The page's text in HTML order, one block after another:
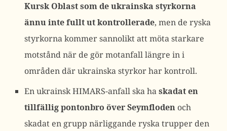
Kursk Oblast som de ukrainska styrkorna
ännu inte fullt ut kontrollerade, men de ryska
styrkorna kommer sannolikt att möta starkare
motstånd när de gör motanfall längre in i
områden där ukrainska styrkor har kontroll.
En ukrainsk HIMARS-anfall ska haskadat en
tillfällig pontonbro över Seymfloden och
skadat en grupp närliggande ryska trupper den